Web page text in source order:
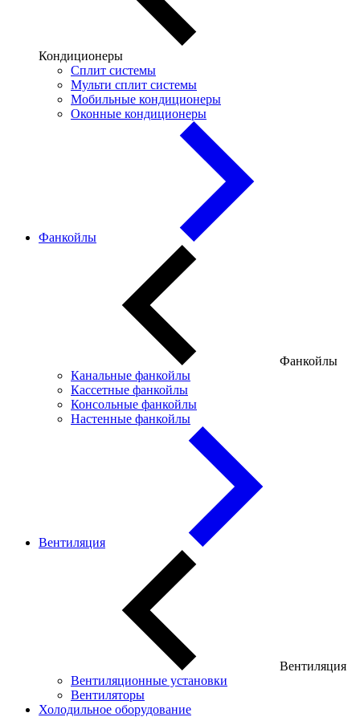
Кондиционеры
Сплит системы
Мульти сплит системы
Мобильные кондиционеры
Оконные кондиционеры
Фанкойлы
Фанкойлы
Канальные фанкойлы
Кассетные фанкойлы
Консольные фанкойлы
Настенные фанкойлы
Вентиляция
Вентиляция
Вентиляционные установки
Вентиляторы
Холодильное оборудование